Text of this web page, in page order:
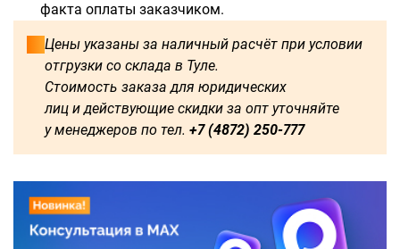
факта оплаты заказчиком.
Цены указаны за наличный расчёт при условии
отгрузки со склада в Туле.
Стоимость заказа для юридических
лиц и действующие скидки за опт уточняйте
у менеджеров по тел. +7 (4872) 250-777